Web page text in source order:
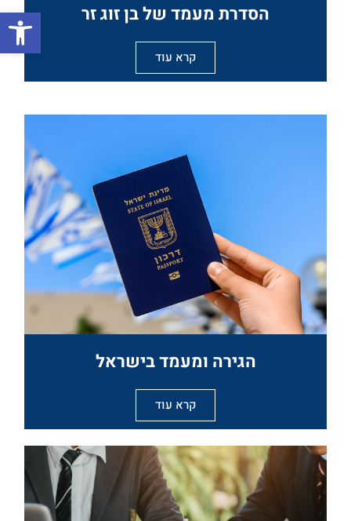
הסדרת מעמד של בן זוג זר
קרא עוד
הגירה ומעמד בישראל
קרא עוד